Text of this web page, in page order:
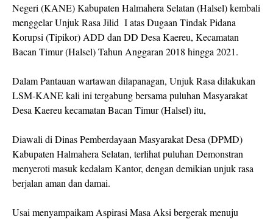
Negeri (KANE) Kabupaten Halmahera Selatan (Halsel) kembali
menggelar Unjuk Rasa Jilid I atas Dugaan Tindak Pidana
Korupsi (Tipikor) ADD dan DD Desa Kaereu, Kecamatan
Bacan Timur (Halsel) Tahun Anggaran 2018 hingga 2021.
Dalam Pantauan wartawan dilapanagan, Unjuk Rasa dilakukan
LSM-KANE kali ini tergabung bersama puluhan Masyarakat
Desa Kaereu kecamatan Bacan Timur (Halsel) itu,
Diawali di Dinas Pemberdayaan Masyarakat Desa (DPMD)
Kabupaten Halmahera Selatan, terlihat puluhan Demonstran
menyeroti masuk kedalam Kantor, dengan demikian unjuk rasa
berjalan aman dan damai.
Usai menyampaikam Aspirasi Masa Aksi bergerak menuju